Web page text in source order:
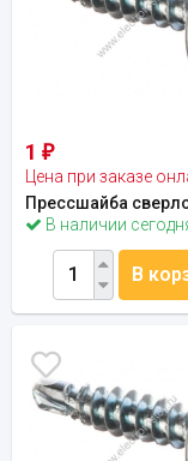
1 ₽
Цена при заказе
Прессшайба
В наличии
В